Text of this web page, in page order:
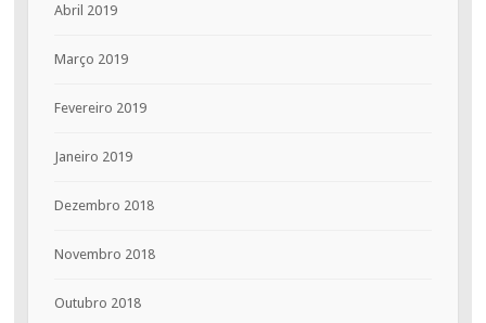
Abril 2019
Março 2019
Fevereiro 2019
Janeiro 2019
Dezembro 2018
Novembro 2018
Outubro 2018